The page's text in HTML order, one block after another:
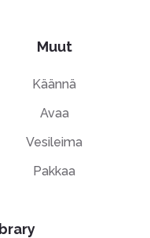
Muut
Käännä
Avaa
Vesileima
Pakkaa